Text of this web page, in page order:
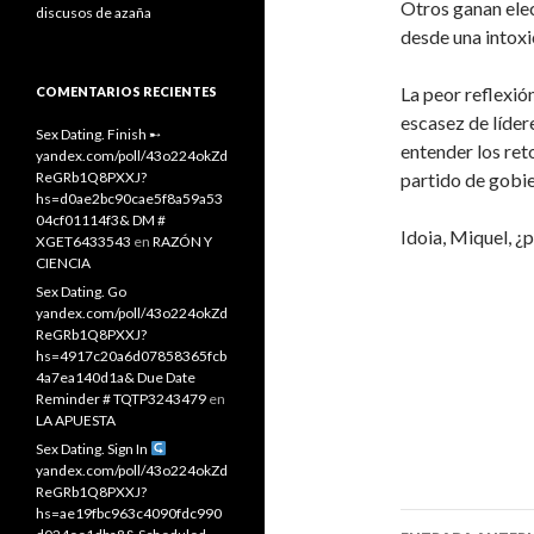
Otros ganan
desde una
La peor
escasez de
entender los
partido de
Idoia, Miquel,
discusos de azaña
COMENTARIOS RECIENTES
Sex Dating. Finish ➸
yandex.com/poll/43o224okZd
ReGRb1Q8PXXJ?
hs=d0ae2bc90cae5f8a59a53
04cf01114f3& DM #
XGET6433543 en RAZÓN Y
CIENCIA
Sex Dating. Go
yandex.com/poll/43o224okZd
ReGRb1Q8PXXJ?
hs=4917c20a6d07858365fcb
4a7ea140d1a& Due Date
Reminder # TQTP3243479 en
LA APUESTA
Sex Dating. Sign In
yandex.com/poll/43o224okZd
ReGRb1Q8PXXJ?
hs=ae19fbc963c4090fdc990